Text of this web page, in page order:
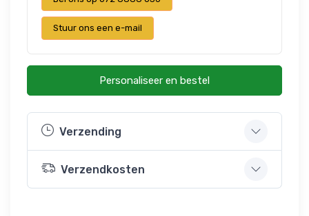
Stuur ons een e-mail
Personaliseer en bestel
Verzending
Verzendkosten